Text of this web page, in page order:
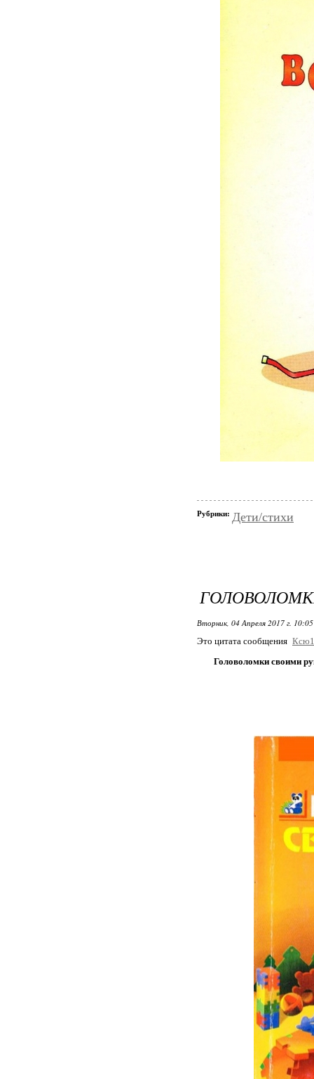
Рубрики: Дети/стихи
Вторник, 04 Апреля 2017 г.
Это цитата сообщения
Головоломки своими